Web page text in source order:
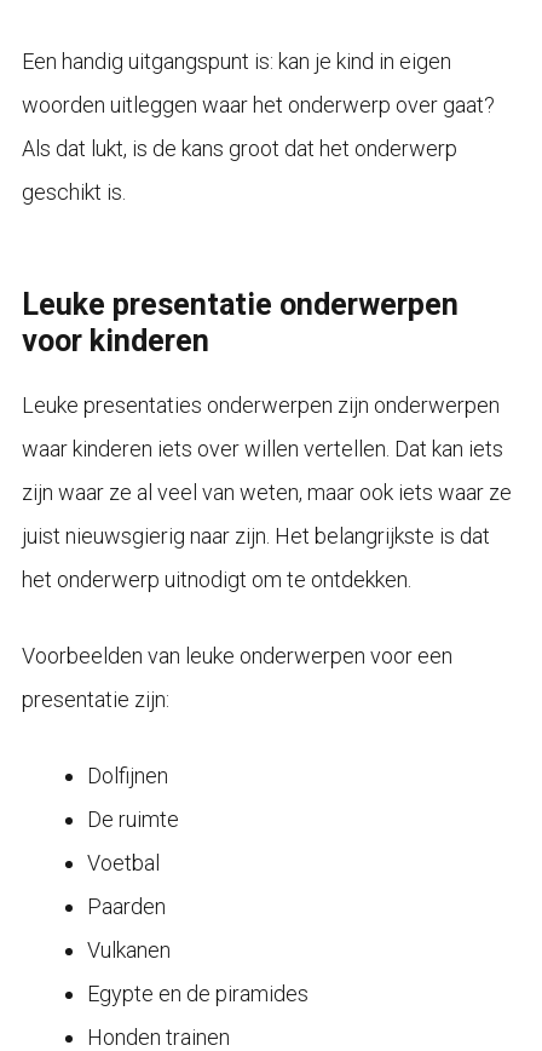
Een handig uitgangspunt is: kan je kind in eigen
woorden uitleggen waar het onderwerp over gaat?
Als dat lukt, is de kans groot dat het onderwerp
geschikt is.
Leuke presentatie onderwerpen
voor kinderen
Leuke presentaties onderwerpen zijn onderwerpen
waar kinderen iets over willen vertellen. Dat kan iets
zijn waar ze al veel van weten, maar ook iets waar ze
juist nieuwsgierig naar zijn. Het belangrijkste is dat
het onderwerp uitnodigt om te ontdekken.
Voorbeelden van leuke onderwerpen voor een
presentatie zijn:
Dolfijnen
De ruimte
Voetbal
Paarden
Vulkanen
Egypte en de piramides
Honden trainen